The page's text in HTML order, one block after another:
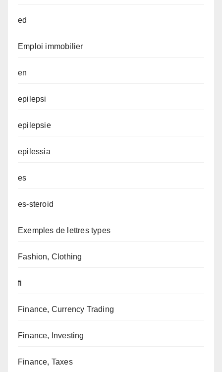
ed
Emploi immobilier
en
epilepsi
epilepsie
epilessia
es
es-steroid
Exemples de lettres types
Fashion, Clothing
fi
Finance, Currency Trading
Finance, Investing
Finance, Taxes